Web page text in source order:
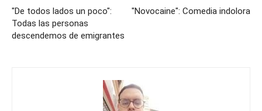
"De todos lados un poco":
Todas las personas
descendemos de emigrantes
"Novocaine": Comedia indolora